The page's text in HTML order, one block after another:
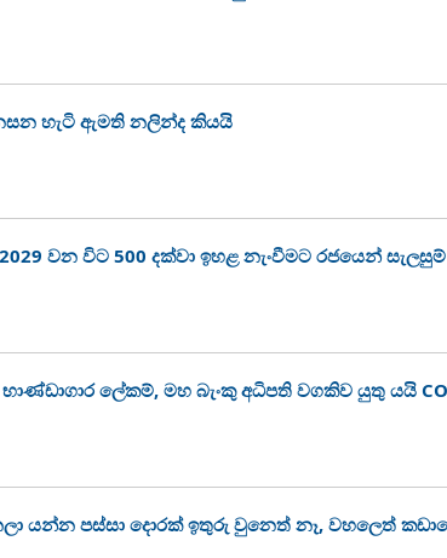
හැටි ඇමති නලින්ද කියයි
2029 වන විට 500 දක්වා ඉහළ නැංවීමට රජයෙන් සැලසුම්
ලේකම්, මහ බැංකු අධිපති වගකිව යුතු යයි
යන්න පස්ස‍ා දොරක් ඉතුරු වුනෙත් නෑ, වහලෙත්